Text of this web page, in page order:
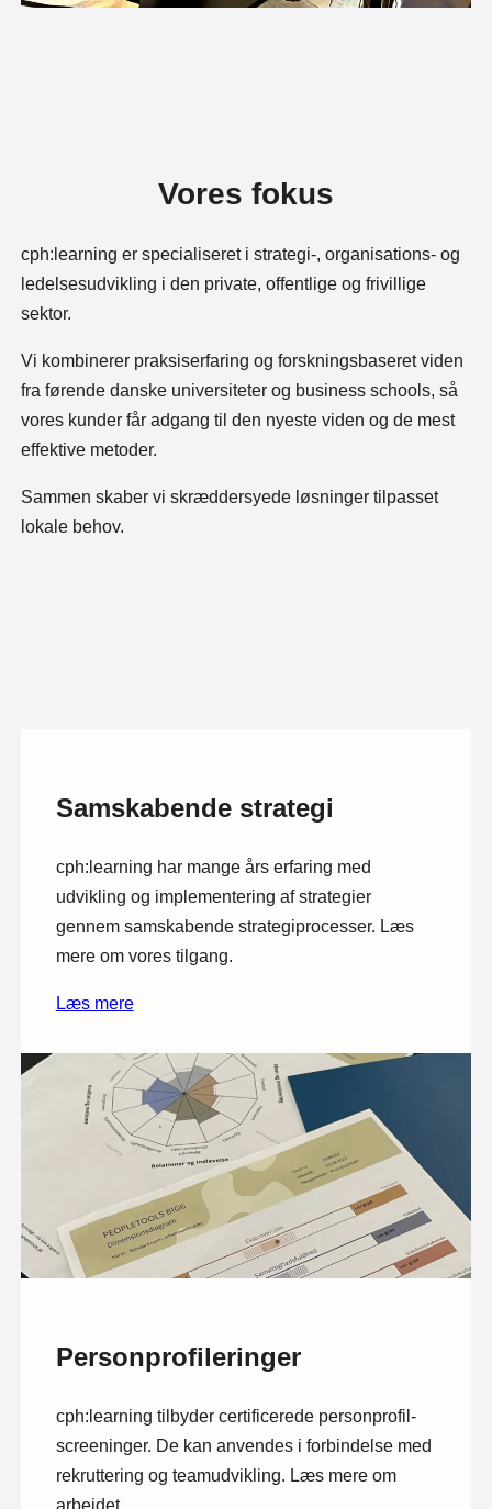
Vores fokus
cph:learning er specialiseret i strategi-, organisations- og
ledelsesudvikling i den private, offentlige og frivillige
sektor.
Vi kombinerer praksiserfaring og forskningsbaseret viden
fra førende danske universiteter og business schools, så
vores kunder får adgang til den nyeste viden og de mest
effektive metoder.
Sammen skaber vi skræddersyede løsninger tilpasset
lokale behov.
Samskabende strategi
cph:learning har mange års erfaring med
udvikling og implementering af strategier
gennem samskabende strategiprocesser. Læs
mere om vores tilgang.
Læs mere
Personprofileringer
cph:learning tilbyder certificerede personprofil-
screeninger. De kan anvendes i forbindelse med
rekruttering og teamudvikling. Læs mere om
arbejdet.